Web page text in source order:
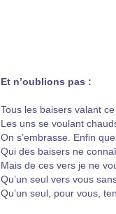
Et n’oublions pas :
Tous les baisers valant ce
Les uns se voulant
On s’embrasse. Enfin
Qui des baisers ne
Mais de ces vers je ne
Qu’un seul vers vous
Qu’un seul, pour vous,